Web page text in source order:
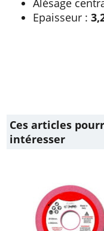
Diamètre :
Alésage
Ces articles